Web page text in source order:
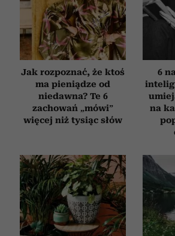
Jak rozpoznać, że ktoś
ma pieniądze od
niedawna? Te 6
zachowań „mówi”
więcej niż tysiąc słów
6
na